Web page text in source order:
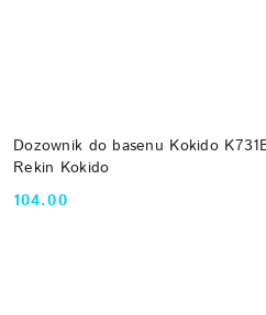
Dozownik do basenu Kokido
Rekin Kokido
Cena:
104.00